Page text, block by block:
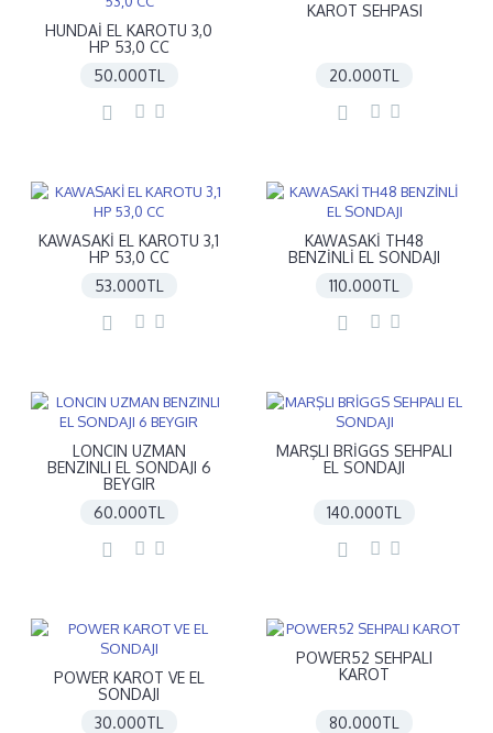
HUNDAİ EL KAROTU 3,0
HP 53,0 CC
50.000TL
KAROT SEHPASI
20.000TL
KAWASAKİ EL KAROTU 3,1
HP 53,0 CC
53.000TL
KAWASAKİ TH48
BENZİNLİ EL SONDAJI
110.000TL
LONCIN UZMAN
BENZINLI EL SONDAJI 6
BEYGIR
60.000TL
MARŞLI BRİGGS SEHPALI
EL SONDAJI
140.000TL
POWER KAROT VE EL
SONDAJI
30.000TL
POWER52 SEHPALI
KAROT
80.000TL